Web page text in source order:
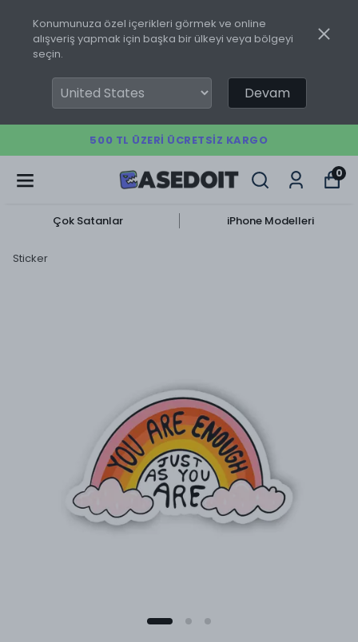
Konumunuza özel içerikleri görmek ve online
alışveriş yapmak için başka bir ülkeyi veya bölgeyi
seçin.
Devam
500 TL ÜZERI ÜCRETSIZ KARGO
0
Çok Satanlar iPhone Modelleri
Sticker